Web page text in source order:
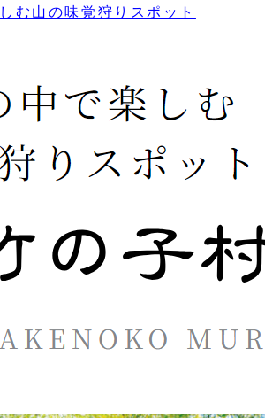
む山の味覚狩りスポット